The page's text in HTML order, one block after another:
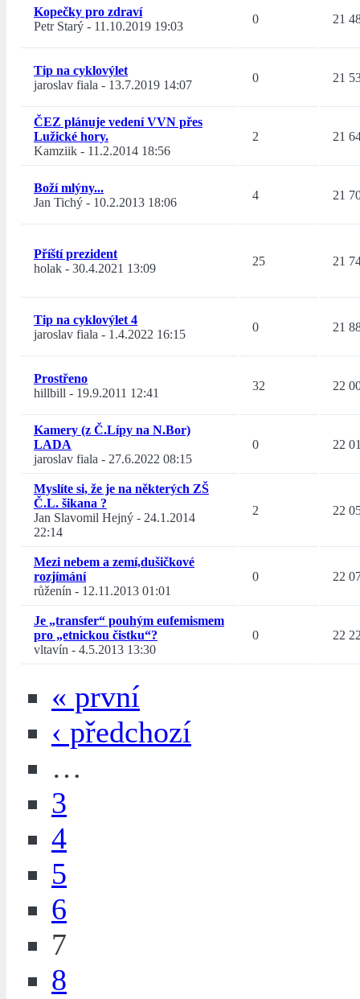
Kopečky pro zdraví
Petr Starý - 11.10.2019 19:03
0 21
Tip na cyklovýlet
jaroslav fiala - 13.7.2019 14:07
0 21
ČEZ plánuje vedení VVN přes
Lužické hory.
Kamziik - 11.2.2014 18:56
2 21
Boží mlýny...
Jan Tichý - 10.2.2013 18:06
4 21
Příští prezident
holak - 30.4.2021 13:09
25 21
Tip na cyklovýlet 4
jaroslav fiala - 1.4.2022 16:15
0 21
Prostřeno
hillbill - 19.9.2011 12:41
32 22
Kamery (z Č.Lípy na N.Bor)
LADA
jaroslav fiala - 27.6.2022 08:15
0 22
Myslíte si, že je na některých ZŠ
Č.L. šikana ?
Jan Slavomil Hejný - 24.1.2014
22:14
2 22
Mezi nebem a zemí,dušičkové
rozjímání
růženín - 12.11.2013 01:01
0 22
Je „transfer“ pouhým eufemismem
pro „etnickou čistku“?
vltavín - 4.5.2013 13:30
0 22
« první
‹ předchozí
…
3
4
5
6
7
8